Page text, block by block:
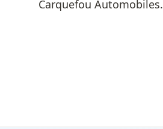
Carquefou Automobiles.